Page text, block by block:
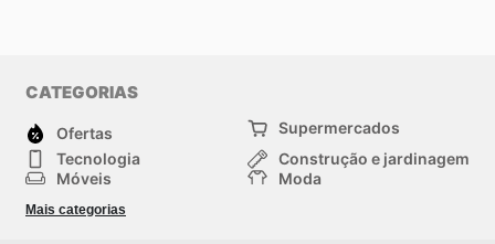
CATEGORIAS
Ofertas
Supermercados
Tecnologia
Construção e jardinagem
Móveis
Moda
Crianças
Mais categorias